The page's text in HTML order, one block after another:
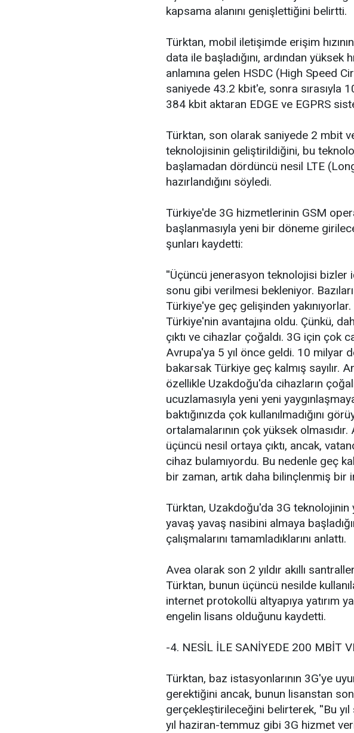
kapsama alanını genişlettiğini belirtti.
Türktan, mobil iletişimde erişim
data ile başladığını, ardından yüksek
anlamına gelen HSDC (High Speed
saniyede 43.2 kbit'e, sonra sırasıyla
384 kbit aktaran EDGE ve EGPRS
Türktan, son olarak saniyede 2 mbit
teknolojisinin geliştirildiğini, bu
başlamadan dördüncü nesil LTE
hazırlandığını söyledi.
Türkiye'de 3G hizmetlerinin GSM
başlanmasıyla yeni bir döneme
şunları kaydetti:
''Üçüncü jenerasyon teknolojisi bizler
sonu gibi verilmesi bekleniyor.
Türkiye'ye geç gelişinden
Türkiye'nin avantajına oldu. Çünkü,
çıktı ve cihazlar çoğaldı. 3G için çok
Avrupa'ya 5 yıl önce geldi. 10 milyar
bakarsak Türkiye geç kalmış sayılır.
özellikle Uzakdoğu'da cihazların
ucuzlamasıyla yeni yeni
baktığınızda çok kullanılmadığını
ortalamalarının çok yüksek
üçüncü nesil ortaya çıktı, ancak,
cihaz bulamıyordu. Bu nedenle geç
bir zaman, artık daha bilinçlenmiş bir
Türktan, Uzakdoğu'da 3G teknolojinin
yavaş yavaş nasibini almaya
çalışmalarını tamamladıklarını anlattı.
Avea olarak son 2 yıldır akıllı
Türktan, bunun üçüncü nesilde
internet protokollü altyapıya yatırım
engelin lisans olduğunu kaydetti.
-4. NESİL İLE SANİYEDE 200 MBİT
Türktan, baz istasyonlarının 3G'ye
gerektiğini ancak, bunun lisanstan
gerçekleştirileceğini belirterek, ''Bu
yıl haziran-temmuz gibi 3G hizmet